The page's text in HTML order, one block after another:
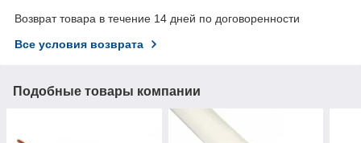
Возврат товара в течение 14 дней по договоренности
Все условия возврата
Подобные товары компании